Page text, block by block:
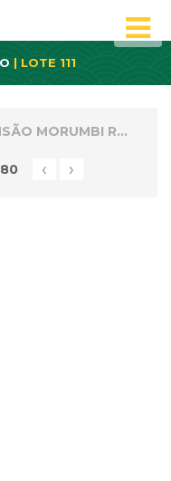
| LOTE 111
LEILÃO DE VARIEDADES MANSÃO MORUMBI REMANECENTES E NÃO PAGOS
‹ ›